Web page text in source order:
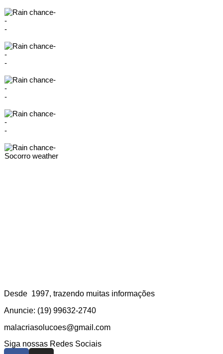
-
-
-
-
-
-
-
-
-
-
-
-
-
Socorro weather
Desde 1997, trazendo muitas informações
Anuncie: (19) 99632-2740
malacriasolucoes@gmail.com
Siga nossas Redes Sociais